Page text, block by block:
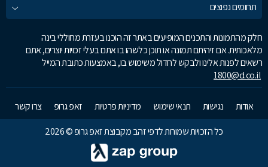
תחומים נפוצים
חלק מהתמונות והתכנים המופיעים באתר זה הוכנו בעזרת מחוללי בינה
מלאכותית. אם זיהיתם תמונה או תוכן כלשהו בו אתם בעלי זכויות יוצרים, אתם
רשאים לפנות אלינו ולבקש לחדול משימוש בו, באמצעות כתובת המייל
1800@d.co.il
אודות נגישות תנאי שימוש מדיניות פרטיות זאפ גרופ
צרו קשר
כל הזכויות שמורות לדפי זהב מקבוצת זאפ גרופ © 2026